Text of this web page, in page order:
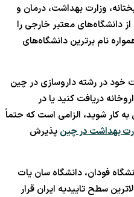
وزارت بهداشت، درمان و
دانشگاه‌های معتبر خارجی را
نام برترین دانشگاه‌های
خود در رشته داروسازی در چین
دریافت کنید یا در
کار شوید، الزامی است که حتماً
بهداشت در چین پذیرش
فودان، دانشگاه سان یات
سطح تاییدیه ایران قرار